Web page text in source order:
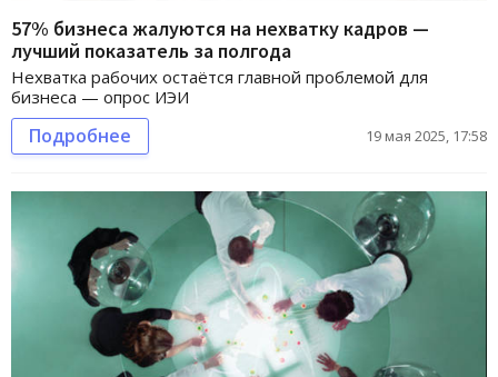
57% бизнеса жалуются на нехватку кадров —
лучший показатель за полгода
Нехватка рабочих остаётся главной проблемой для
бизнеса — опрос ИЭИ
Подробнее 19 мая 2025, 17:58